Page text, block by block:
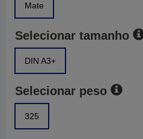
Mate
Selecionar tamanho
DIN A3+
Selecionar peso
325